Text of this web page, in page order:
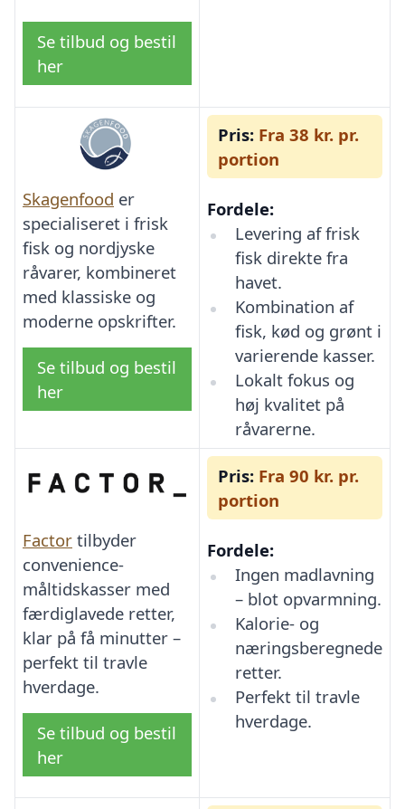
Se tilbud og bestil
her
Skagenfood er
specialiseret i frisk
fisk og nordjyske
råvarer, kombineret
med klassiske og
moderne opskrifter.
Se tilbud og bestil
her
Pris: Fra 38 kr. pr.
portion
Fordele:
Levering af frisk
fisk direkte fra
havet.
Kombination af
fisk, kød og grønt i
varierende kasser.
Lokalt fokus og
høj kvalitet på
råvarerne.
Factor tilbyder
convenience-
måltidskasser med
færdiglavede retter,
klar på få minutter –
perfekt til travle
hverdage.
Se tilbud og bestil
her
Pris: Fra 90 kr. pr.
portion
Fordele:
Ingen madlavning
– blot opvarmning.
Kalorie- og
næringsberegnede
retter.
Perfekt til travle
hverdage.